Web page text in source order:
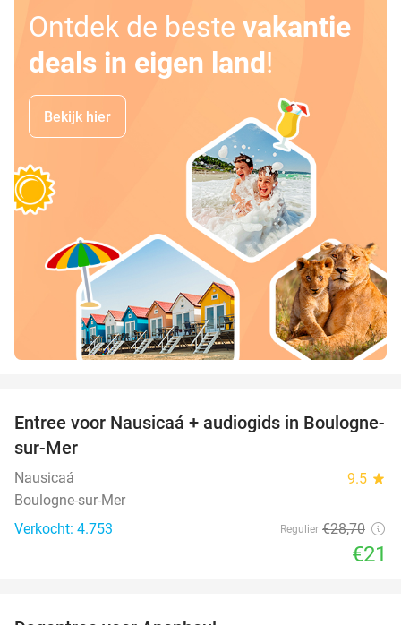
Ontdek de beste vakantie
deals in eigen land!
Bekijk hier
27%
Entree voor Nausicaá + audiogids in Boulogne-
sur-Mer
Nausicaá 9.5 star
Boulogne-sur-Mer
Verkocht: 4.753
Regulier €28,70
€21